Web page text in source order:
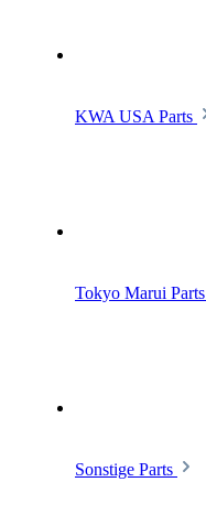
KWA USA Parts
Tokyo Marui Parts
Sonstige Parts